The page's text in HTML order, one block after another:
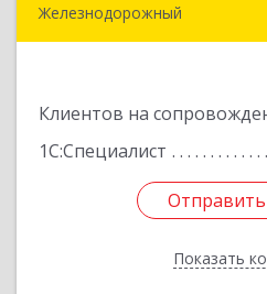
Железнодорожный
Клиентов на
1С:Специалист
Отправить
Показать
Отправить